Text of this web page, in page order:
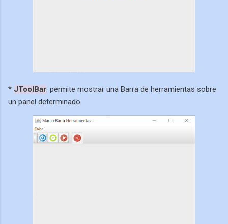
* JToolBar: permite mostrar una Barra de herramientas sobre
un panel determinado.